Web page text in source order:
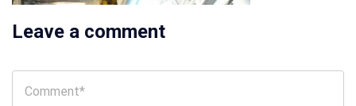
Leave a comment